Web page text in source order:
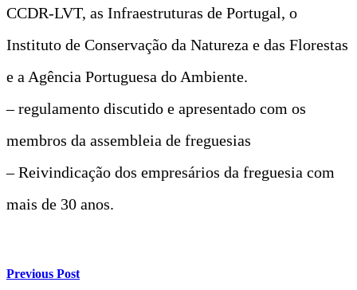
CCDR-LVT, as Infraestruturas de Portugal, o
Instituto de Conservação da Natureza e das Florestas
e a Agência Portuguesa do Ambiente.
– regulamento discutido e apresentado com os
membros da assembleia de freguesias
– Reivindicação dos empresários da freguesia com
mais de 30 anos.
Previous Post